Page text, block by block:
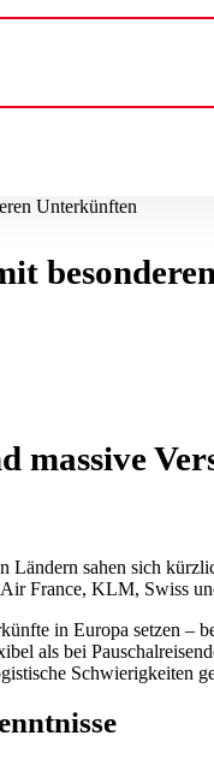
Unterkünften
massive
Ländern sahen sich
France, KLM, Swiss
in Europa setzen –
als bei
Schwierigkeiten